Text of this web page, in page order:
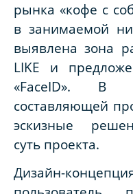
рынка «кофе с
в занимаемой
выявлена зона
LIKE и
«FaceID». В
составляющей
эскизные
суть проекта.
Дизайн-